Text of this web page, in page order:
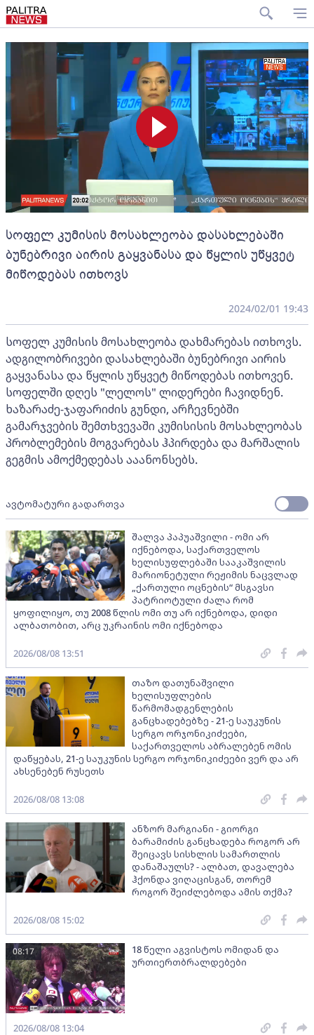
სოფელ კუმისის მოსახლეობა დასახლებაში
ბუნებრივი აირის გაყვანასა და წყლის უწყვეტ
მიწოდებას ითხოვს
2024/02/01 19:43
სოფელ კუმისის მოსახლეობა დახმარებას ითხოვს.
ადგილობრივები დასახლებაში ბუნებრივი აირის
გაყვანასა და წყლის უწყვეტ მიწოდებას ითხოვენ.
სოფელში დღეს "ლელოს" ლიდერები ჩავიდნენ.
ხაზარაძე-ჯაფარიძის გუნდი, არჩევნებში
გამარჯვების შემთხვევაში კუმისისის მოსახლეობას
პრობლემების მოგვარებას ჰპირდება და მარშალის
გეგმის ამოქმედებას ააანონსებს.
ავტომატური გადართვა
შალვა პაპუაშვილი - ომი არ
იქნებოდა, საქართველოს
ხელისუფლებაში სააკაშვილის
მარიონეტული რეჟიმის ნაცვლად
„ქართული ოცნების“ მსგავსი
პატრიოტული ძალა რომ
ყოფილიყო, თუ 2008 წლის ომი თუ არ იქნებოდა, დიდი
ალბათობით, არც უკრაინის ომი იქნებოდა
2026/08/08 13:51
თაზო დათუნაშვილი
ხელისუფლების
წარმომადგენლების
განცხადებებზე - 21-ე საუკუნის
სერგო ორჯონიკიძეები,
საქართველოს აბრალებენ ომის
დაწყებას, 21-ე საუკუნის სერგო ორჯონიკიძეები ვერ და არ
ახსენებენ რუსეთს
2026/08/08 13:08
ანზორ მარგიანი - გიორგი
ბარამიძის განცხადება როგორ არ
შეიცავს სისხლის სამართლის
დანაშაულს? - ალბათ, დავალება
ჰქონდა ვიღაცისგან, თორემ
როგორ შეიძლებოდა ამის თქმა?
2026/08/08 15:02
18 წელი აგვისტოს ომიდან და
ურთიერთბრალდებები
08:17
2026/08/08 13:04